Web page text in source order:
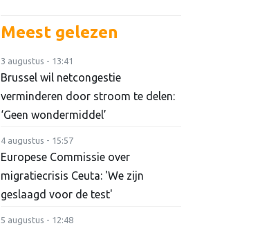
Meest gelezen
3 augustus - 13:41
Brussel wil netcongestie
verminderen door stroom te delen:
‘Geen wondermiddel’
4 augustus - 15:57
Europese Commissie over
migratiecrisis Ceuta: 'We zijn
geslaagd voor de test'
5 augustus - 12:48